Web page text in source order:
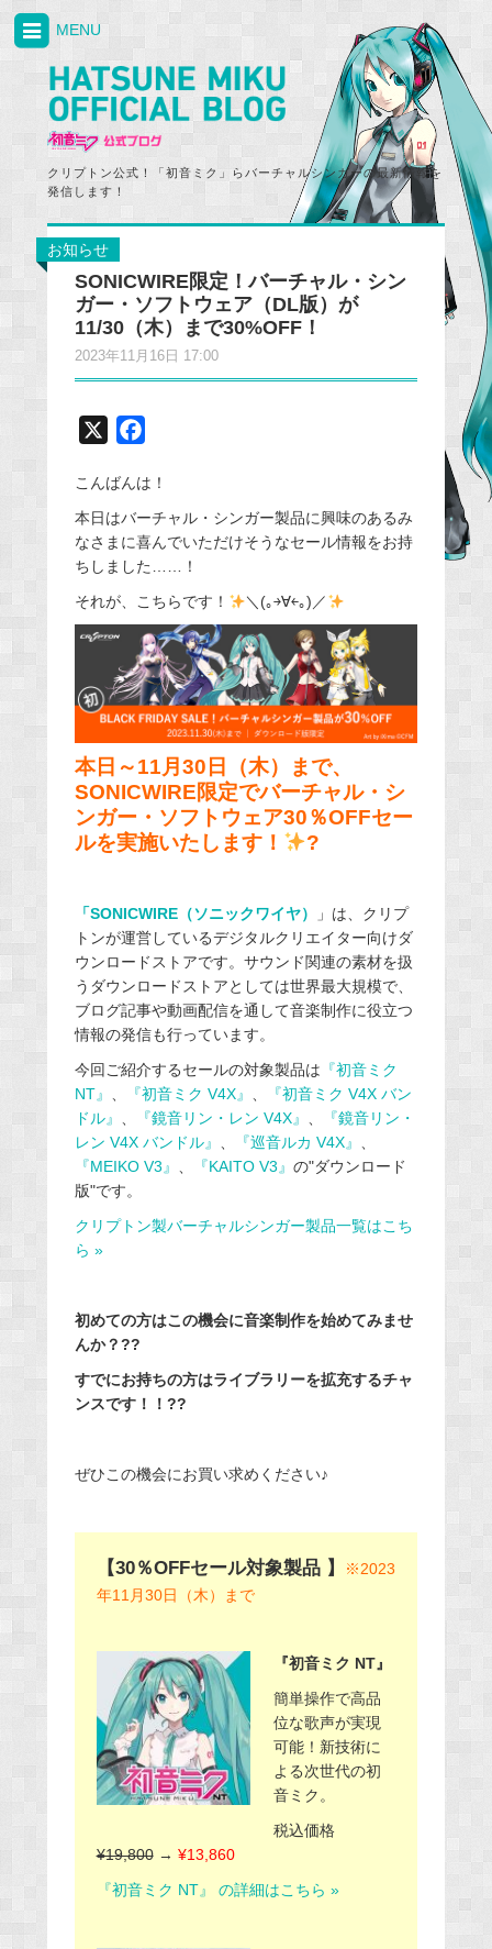
クリプトン公式！「初音ミク」らバーチャルシンガーの最新情報を
発信します！
MENU
お知らせ
SONICWIRE限定！バーチャル・シン
ガー・ソフトウェア（DL版）が
11/30（木）まで30%OFF！
2023年11月16日 17:00
c
e
b
o
o
k
こんばんは！
本日はバーチャル・シンガー製品に興味のあるみ
なさまに喜んでいただけそうなセール情報をお持
ちしました……！
それが、こちらです！
＼(｡￫∀￩｡)／
本日～11月30日（木）まで、
SONICWIRE限定でバーチャル・シ
ンガー・ソフトウェア30％OFFセー
ルを実施いたします！
?
「SONICWIRE（ソニックワイヤ）
」は、クリプ
トンが運営しているデジタルクリエイター向けダ
ウンロードストアです。サウンド関連の素材を扱
うダウンロードストアとしては世界最大規模で、
ブログ記事や動画配信を通して音楽制作に役立つ
情報の発信も行っています。
今回ご紹介するセールの対象製品は 『初音ミク
NT』
『初音ミク V4X』
『初音ミク V4X バン
ドル』
『鏡音リン・レン V4X』
『鏡音リン・
レン V4X バンドル』
『巡音ルカ V4X』
『MEIKO V3』
『KAITO V3』 の"ダウンロード
版"です。
クリプトン製バーチャルシンガー製品一覧はこち
ら »
初めての方はこの機会に音楽制作を始めてみませ
んか？??
すでにお持ちの方はライブラリーを拡充するチャ
ンスです！！??
ぜひこの機会にお買い求めください♪
【30％OFFセール対象製品 】
※2023
年11月30日（木）まで
『初音ミク NT』
簡単操作で高品
位な歌声が実現
可能！新技術に
よる次世代の初
音ミク。
税込価格
¥19,800→ ¥13,860
『初音ミク NT』 の詳細はこちら »